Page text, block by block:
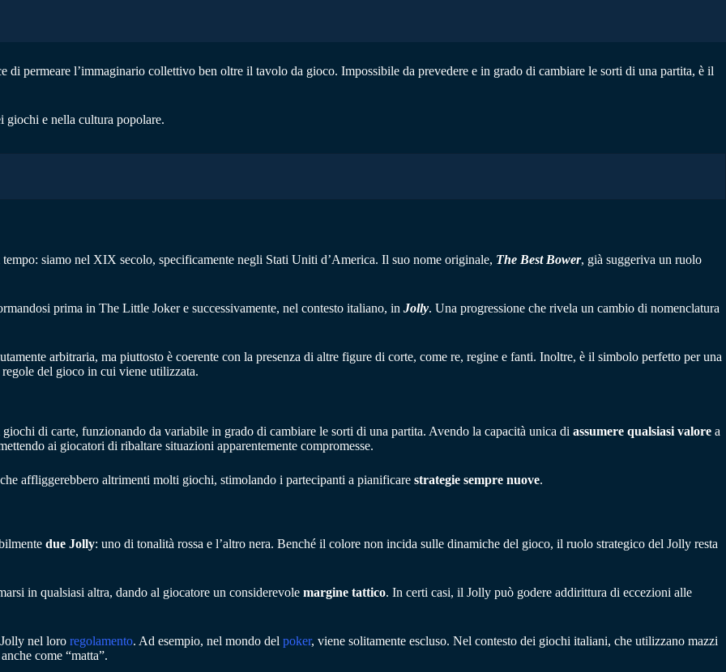
di permeare l’immaginario collettivo ben oltre il tavolo da gioco. Impossibile da prevedere e in grado di cambiare le sorti di una partita, è il
giochi e nella cultura popolare.
siamo nel XIX secolo, specificamente negli Stati Uniti d’America. Il suo nome originale, The Best Bower, già suggeriva un ruolo
prima in The Little Joker e successivamente, nel contesto italiano, in Jolly. Una progressione che rivela un cambio di nomenclatura
arbitraria, ma piuttosto è coerente con la presenza di altre figure di corte, come re, regine e fanti. Inoltre, è il simbolo perfetto per una
regole del gioco in cui viene utilizzata.
di carte, funzionando da variabile in grado di cambiare le sorti di una partita. Avendo la capacità unica di assumere qualsiasi valore a
ai giocatori di ribaltare situazioni apparentemente compromesse.
affliggerebbero altrimenti molti giochi, stimolando i partecipanti a pianificare strategie sempre nuove.
due Jolly: uno di tonalità rossa e l’altro nera. Benché il colore non incida sulle dinamiche del gioco, il ruolo strategico del Jolly resta
in qualsiasi altra, dando al giocatore un considerevole margine tattico. In certi casi, il Jolly può godere addirittura di eccezioni alle
nel loro regolamento. Ad esempio, nel mondo del poker, viene solitamente escluso. Nel contesto dei giochi italiani, che utilizzano mazzi
come “matta”.